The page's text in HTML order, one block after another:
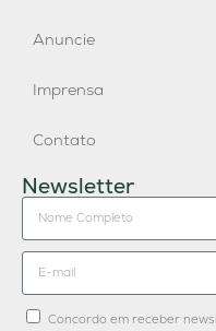
Anuncie
Imprensa
Contato
Newsletter
Concordo em receber